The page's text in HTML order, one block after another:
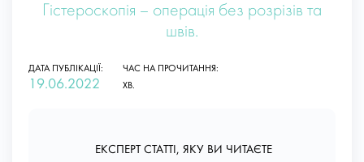
Гістероскопія – операція без розрізів та
швів.
ДАТА ПУБЛІКАЦІЇ:
19.06.2022
ЧАС НА ПРОЧИТАННЯ:
ХВ.
ЕКСПЕРТ СТАТТІ, ЯКУ ВИ ЧИТАЄТЕ